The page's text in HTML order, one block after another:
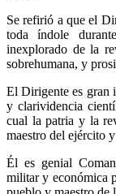
Se refirió a que el
toda índole
inexplorado de la
sobrehumana, y
El Dirigente es gran
y clarividencia
cual la patria y la
maestro del ejército
Él es genial
militar y económica